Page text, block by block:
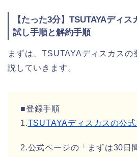
【たった3分】TSUTAYAディ
試し手順と解約手順
まずは、TSUTAYAディスカスの
説していきます。
■登録手順
1.TSUTAYAディスカスの公
2.公式ページの「まずは30日